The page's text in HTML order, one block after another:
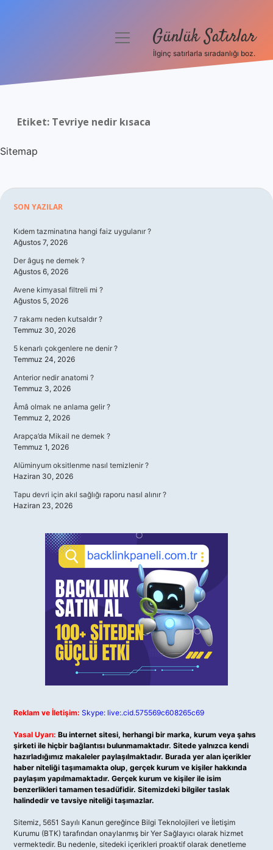
Yasal Uyarı
Hakkımızda
menüyü Günlük Satırlar
İlginç satırlarla sıradanlığı boz.
Etiket: Tevriye nedir kısaca
Sitemap
Sidebar
SON YAZILAR
Kıdem tazminatına hangi faiz uygulanır ?
Ağustos 7, 2026
Der âguş ne demek ?
Ağustos 6, 2026
Avene kimyasal filtreli mi ?
Ağustos 5, 2026
7 rakamı neden kutsaldır ?
Temmuz 30, 2026
5 kenarlı çokgenlere ne denir ?
Temmuz 24, 2026
Anterior nedir anatomi ?
Temmuz 3, 2026
Âmâ olmak ne anlama gelir ?
Temmuz 2, 2026
Arapça’da Mikail ne demek ?
Temmuz 1, 2026
Alüminyum oksitlenme nasıl temizlenir ?
Haziran 30, 2026
Tapu devri için akıl sağlığı raporu nasıl alınır ?
Haziran 23, 2026
Reklam ve İletişim: Skype: live:.cid.575569c608265c69
Yasal Uyarı: Bu internet sitesi, herhangi bir marka, kurum veya şahıs
şirketi ile hiçbir bağlantısı bulunmamaktadır. Sitede yalnızca kendi
hazırladığımız makaleler paylaşılmaktadır. Burada yer alan içerikler
haber niteliği taşımamakta olup, gerçek kurum ve kişiler hakkında
paylaşım yapılmamaktadır. Gerçek kurum ve kişiler ile isim
benzerlikleri tamamen tesadüfidir. Sitemizdeki bilgiler taslak
halindedir ve tavsiye niteliği taşımazlar.
Sitemiz, 5651 Sayılı Kanun gereğince Bilgi Teknolojileri ve İletişim
Kurumu (BTK) tarafından onaylanmış bir Yer Sağlayıcı olarak hizmet
vermektedir. Bu nedenle, sitedeki içerikleri proaktif olarak denetleme